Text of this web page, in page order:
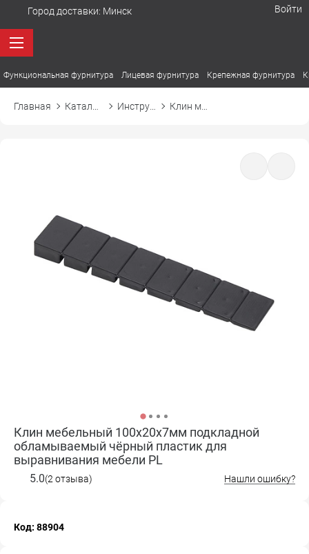
Город доставки: Минск Войти
Функциональная фурнитура Лицевая фурнитура Крепежная фурнитура
Главная
Клин мебельный 100х20х7мм подкладной
обламываемый чёрный пластик для
выравнивания мебели PL
5.0(2 отзыва) Нашли ошибку?
Код: 88904